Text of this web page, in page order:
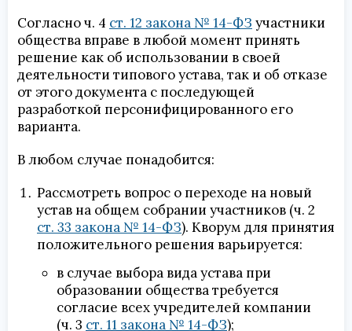
Согласно ч. 4 ст. 12 закона № 14-ФЗ участники
общества вправе в любой момент принять
решение как об использовании в своей
деятельности типового устава, так и об отказе
от этого документа с последующей
разработкой персонифицированного его
варианта.
В любом случае понадобится:
Рассмотреть вопрос о переходе на новый
устав на общем собрании участников (ч. 2
ст. 33 закона № 14-ФЗ). Кворум для принятия
положительного решения варьируется:
в случае выбора вида устава при
образовании общества требуется
согласие всех учредителей компании
(ч. 3 ст. 11 закона № 14-ФЗ);